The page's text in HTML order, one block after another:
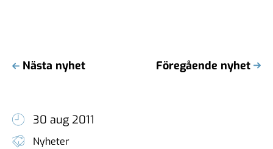
Nästa nyhet Föregående nyhet
30 aug 2011
Nyheter